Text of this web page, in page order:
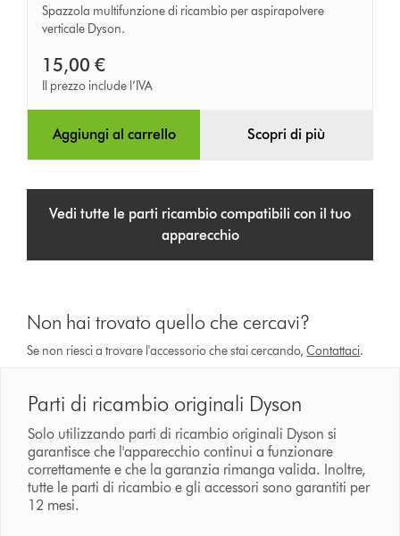
Spazzola multifunzione di ricambio per aspirapolvere
verticale Dyson.
15,00 €
Il prezzo include l’IVA
Aggiungi al carrello Scopri di più
Vedi tutte le parti ricambio compatibili con il tuo
apparecchio
Non hai trovato quello che cercavi?
Se non riesci a trovare l'accessorio che stai cercando,Contattaci.
Parti di ricambio originali Dyson
Solo utilizzando parti di ricambio originali Dyson si
garantisce che l'apparecchio continui a funzionare
correttamente e che la garanzia rimanga valida. Inoltre,
tutte le parti di ricambio e gli accessori sono garantiti per
12 mesi.